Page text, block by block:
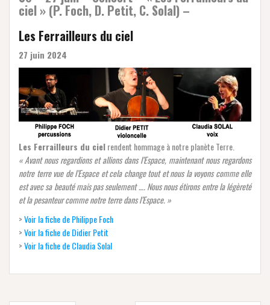
ciel » (P. Foch, D. Petit, C. Solal) –
Les Ferrailleurs du ciel
27 juin 2024
Les Ferrailleurs du cielrendent hommage à notre planète Terre.
« Avant nous regardions et allions dans l’Espace, maintenant nous regardons
notre terre vue de l’Espace et cela change tout et nous la voyons comme elle
est avec sa beauté mais pas seulement …. Nous nous étirons entre la légèreté
et la pesanteur comme notre terre dans l’Espace. »
>Voir la fiche de Philippe Foch
>Voir la fiche de Didier Petit
>Voir la fiche de Claudia Solal